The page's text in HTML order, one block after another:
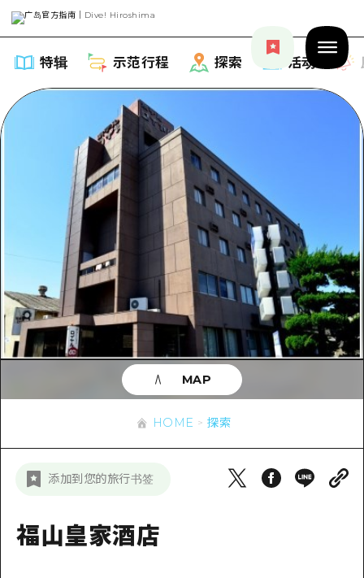
特辑 示范行程 探索 活动
特辑
列表
推荐
艺术
活动·庙会
美食·酒水
骑自行车
夜晚生活
世界遗产
示范行程
列表
Dive!Hiroshima官方向导
广岛随意旅行
广岛市内
美北
宫岛周边
探索
列表
广岛市内
安艺
答對了
美北
艺北
东山口
活动
应时信息
有用的信息
次要流量摘要
新闻
HOME 探索
添加到您的旅行书签
福山皇家酒店
MAP